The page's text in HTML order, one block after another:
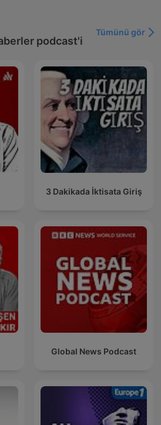
podcast'i
Tümünü gör
3 Dakikada İktisata Giriş
Global News Podcast